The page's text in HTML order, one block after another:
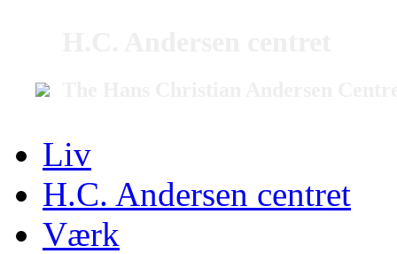
Liv
H.C. Andersen centret
Værk